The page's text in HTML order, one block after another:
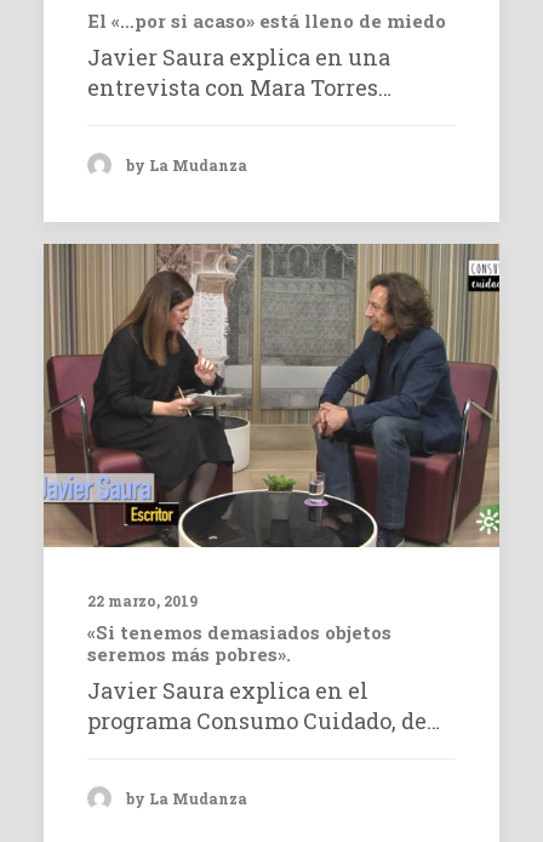
El «…por si acaso» está lleno de miedo
Javier Saura explica en una
entrevista con Mara Torres…
by La Mudanza
22 marzo, 2019
«Si tenemos demasiados objetos
seremos más pobres».
Javier Saura explica en el
programa Consumo Cuidado, de…
by La Mudanza